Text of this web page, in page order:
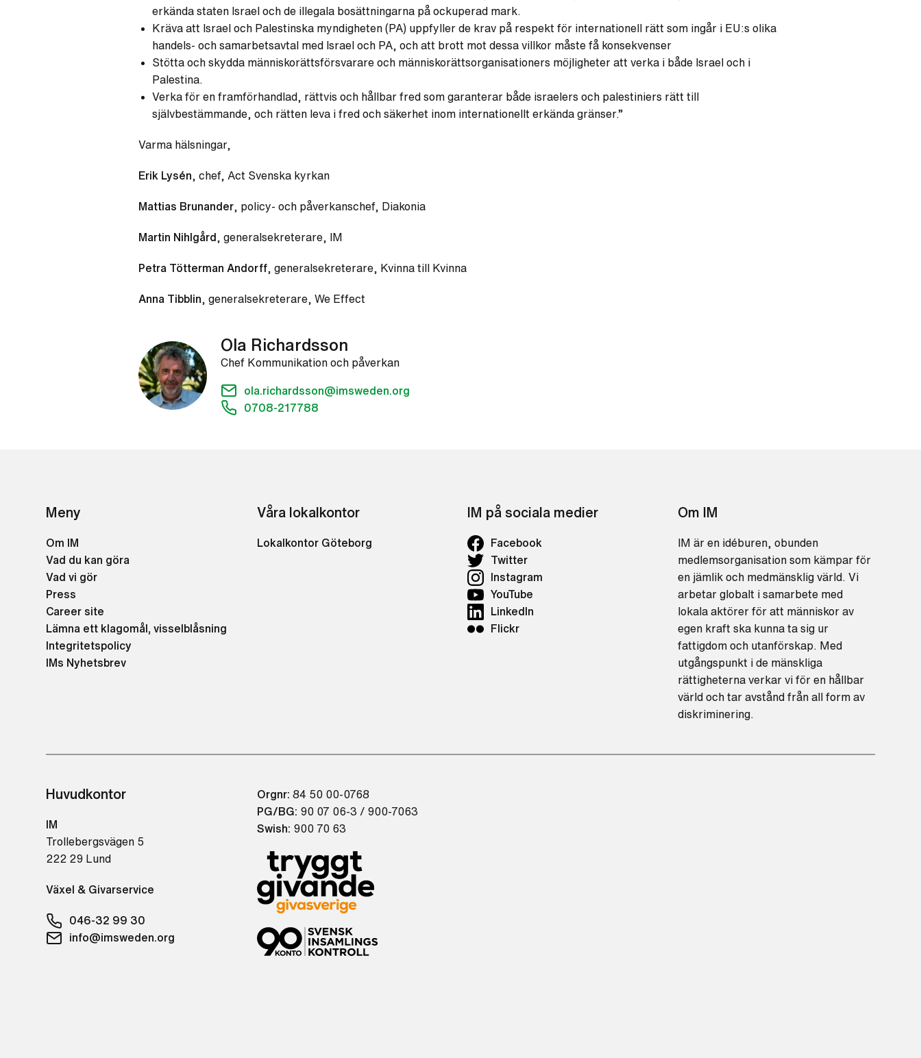
erkända staten Israel och de illegala bosättningarna på ockuperad mark.
Kräva att Israel och Palestinska myndigheten (PA) uppfyller de krav på respekt för internationell rätt som ingår i EU:s olika
handels- och samarbetsavtal med Israel och PA, och att brott mot dessa villkor måste få konsekvenser
Stötta och skydda människorättsförsvarare och människorättsorganisationers möjligheter att verka i både Israel och i
Palestina.
Verka för en framförhandlad, rättvis och hållbar fred som garanterar både israelers och palestiniers rätt till
självbestämmande, och rätten leva i fred och säkerhet inom internationellt erkända gränser.”
Varma hälsningar,
Erik Lysén , chef, Act Svenska kyrkan
Mattias Brunander , policy- och påverkanschef, Diakonia
Martin Nihlgård , generalsekreterare, IM
Petra Tötterman Andorff , generalsekreterare, Kvinna till Kvinna
Anna Tibblin , generalsekreterare, We Effect
Ola Richardsson
Chef Kommunikation och påverkan
ola.richardsson@imsweden.org
0708-217788
Meny
Om IM
Vad du kan göra
Vad vi gör
Press
Career site
Lämna ett klagomål, visselblåsning
Integritetspolicy
IMs Nyhetsbrev
Våra lokalkontor
Lokalkontor Göteborg
IM på sociala medier
Facebook
Twitter
Instagram
YouTube
LinkedIn
Flickr
Om IM
IM är en idéburen, obunden
medlemsorganisation som kämpar för
en jämlik och medmänsklig värld. Vi
arbetar globalt i samarbete med
lokala aktörer för att människor av
egen kraft ska kunna ta sig ur
fattigdom och utanförskap. Med
utgångspunkt i de mänskliga
rättigheterna verkar vi för en hållbar
värld och tar avstånd från all form av
diskriminering.
Huvudkontor
IM
Trollebergsvägen 5
222 29 Lund
Växel & Givarservice
046-32 99 30
info@imsweden.org
Orgnr: 84 50 00-0768
PG/BG: 90 07 06-3 / 900-7063
Swish: 900 70 63